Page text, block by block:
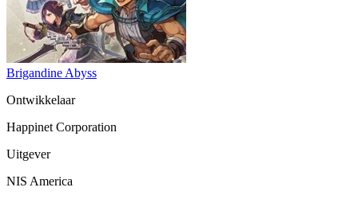
Brigandine Abyss
Ontwikkelaar
Happinet Corporation
Uitgever
NIS America